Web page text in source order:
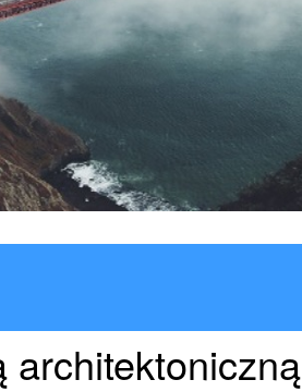
architektoniczną